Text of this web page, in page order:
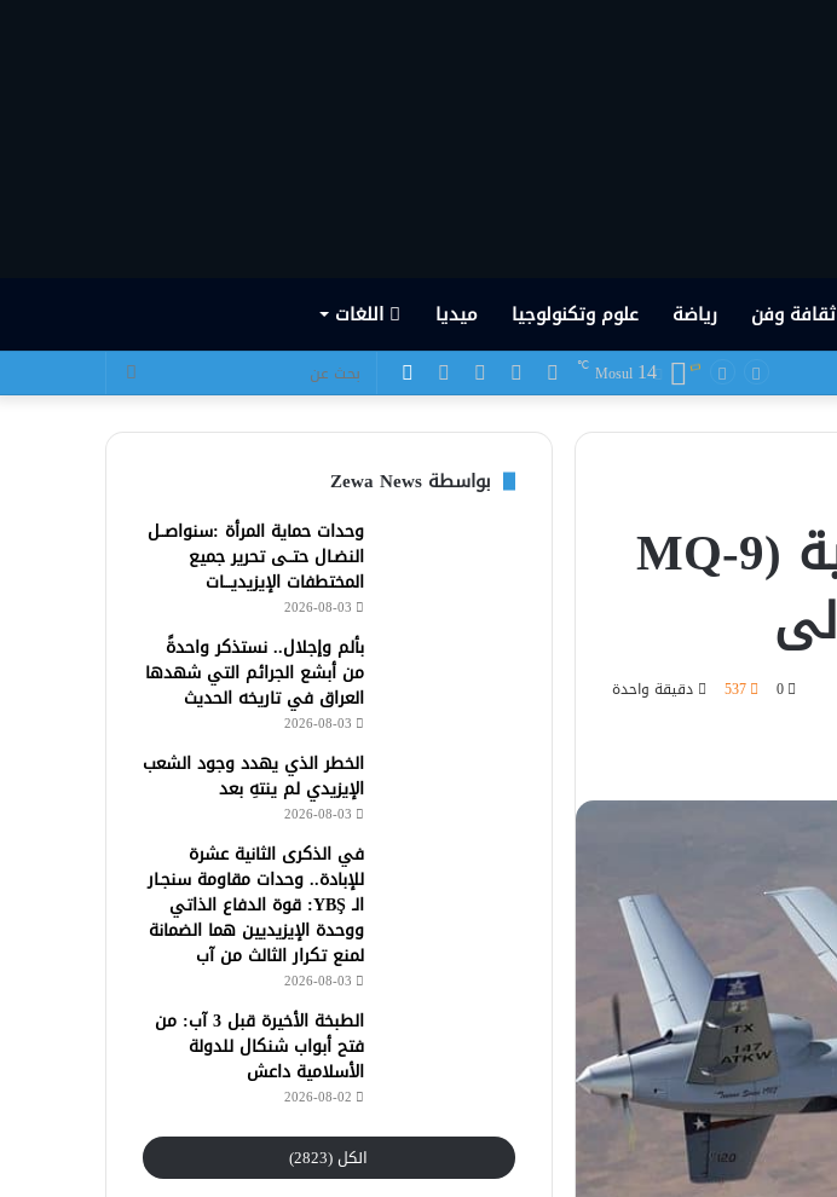
ثقافة وفن رياضة علوم وتكنولوجيا ميديا اللغات
الوضعانستقرام يوتيوب تويتر
فيسبوك Mosul 14
℃
ماهو تفاصيل المُسَيَّرة الإميركية MQ-9)
0
537 دقيقة واحدة
بواسطة Zewa News
وحدات حماية المرأة :سنواصــل
النضـال حتــى تحرير جميع
المختطفات الإيزيديـــات
2026-08-03
بألم وإجلال.. نستذكر واحدةً
من أبشع الجرائم التي شهدها
العراق في تاريخه الحديث
2026-08-03
الخطر الذي يهدد وجود الشعب
الإيزيدي لم ينتهِ بعد
2026-08-03
في الذكرى الثانية عشرة
للإبادة.. وحدات مقاومة سنجـار
الـ YBŞ: قوة الدفاع الذاتي
ووحدة الإيزيديين هما الضمانة
لمنع تكرار الثالث من آب
2026-08-03
الطبخة الأخيرة قبل 3 آب: من
فتح أبواب شنكال للدولة
الأسلامية داعش
2026-08-02
الكل (2823)